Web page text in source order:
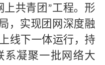
上共青团 ”工程。形
，实现团网深度融
线下一体运行，持
系凝聚一批网络大